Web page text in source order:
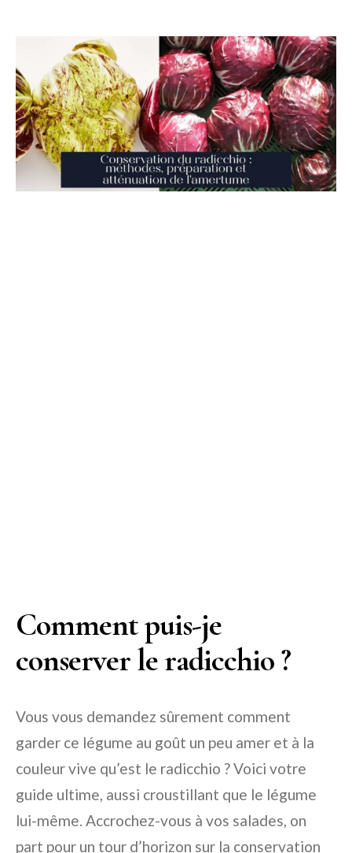
Comment puis-je
conserver le radicchio ?
Vous vous demandez sûrement comment
garder ce légume au goût un peu amer et à la
couleur vive qu’est le radicchio ? Voici votre
guide ultime, aussi croustillant que le légume
lui-même. Accrochez-vous à vos salades, on
part pour un tour d’horizon sur la conservation